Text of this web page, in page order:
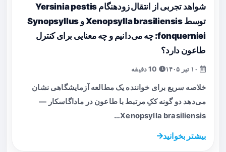
شواهد تجربی از انتقال زودهنگام Yersinia pestis
توسط Xenopsylla brasiliensis و Synopsyllus
fonquerniei: چه می‌دانیم و چه معنایی برای کنترل
طاعون دارد؟
خلاصه سریع برای خواننده یک مطالعه آزمایشگاهی نشان
می‌دهد دو گونه ککِ مرتبط با طاعون در ماداگاسکار —
Xenopsylla brasiliensis…
بیشتر بخوانید